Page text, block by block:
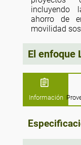
incluyendo
ahorro de
movilidad
El enfoque
Información